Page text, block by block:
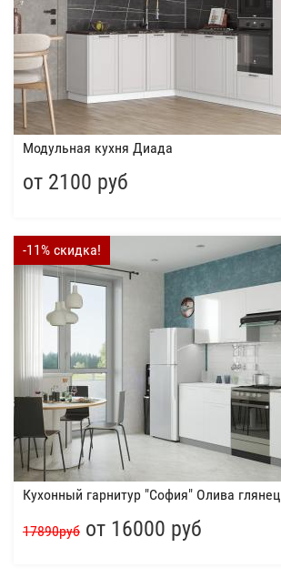
Модульная кухня Диада
от 2100 руб
-11% скидка!
Кухонный гарнитур "София" Олива глянец
17890руб от 16000 руб